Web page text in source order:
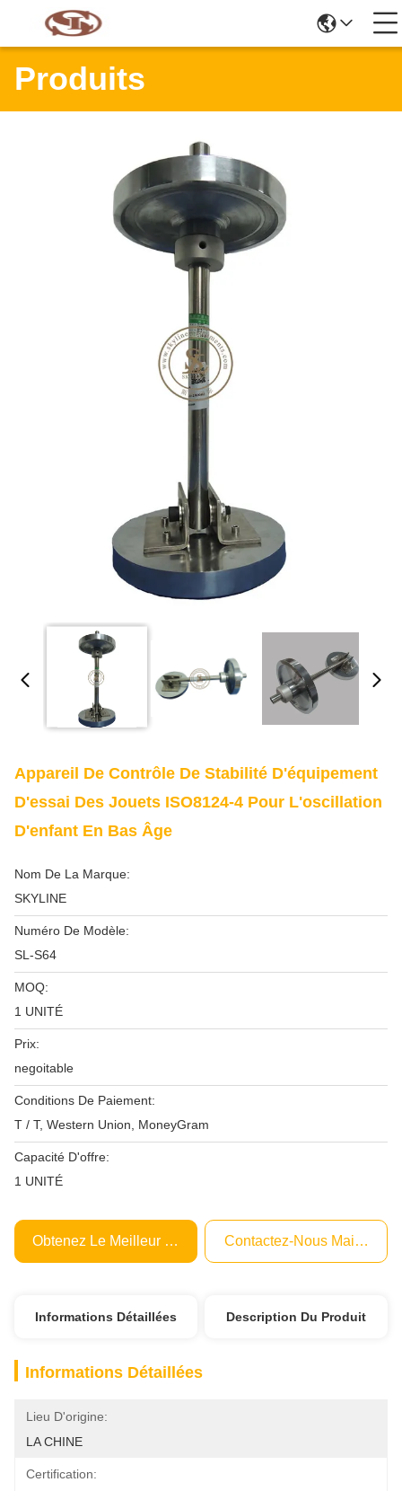
Produits
Appareil De Contrôle De Stabilité D'équipement
D'essai Des Jouets ISO8124-4 Pour L'oscillation
D'enfant En Bas Âge
Nom De La Marque:
SKYLINE
Numéro De Modèle:
SL-S64
MOQ:
1 UNITÉ
Prix:
negoitable
Conditions De Paiement:
T / T, Western Union, MoneyGram
Capacité D'offre:
1 UNITÉ
Obtenez Le Meilleur Prix Contactez-Nous Maintenant
Informations Détaillées Description Du Produit
Informations Détaillées
Lieu D'origine:
LA CHINE
Certification: